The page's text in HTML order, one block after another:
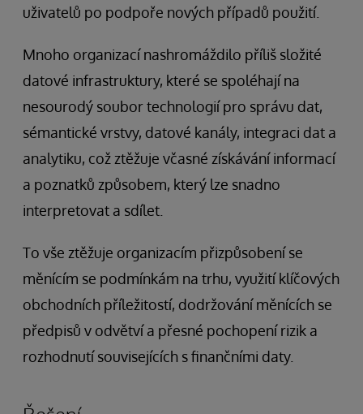
uživatelů po podpoře nových případů použití.
Mnoho organizací nashromáždilo příliš složité
datové infrastruktury, které se spoléhají na
nesourodý soubor technologií pro správu dat,
sémantické vrstvy, datové kanály, integraci dat a
analytiku, což ztěžuje včasné získávání informací
a poznatků způsobem, který lze snadno
interpretovat a sdílet.
To vše ztěžuje organizacím přizpůsobení se
měnícím se podmínkám na trhu, využití klíčových
obchodních příležitostí, dodržování měnících se
předpisů v odvětví a přesné pochopení rizik a
rozhodnutí souvisejících s finančními daty.